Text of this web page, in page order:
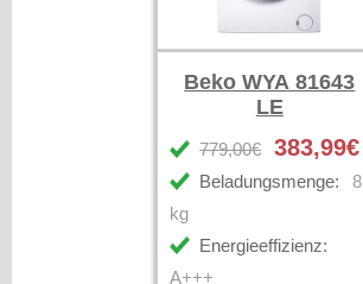
Beko WYA 81643
LE
779,00€ 383,99€
Beladungsmenge:
8
kg
Energieeffizienz:
A+++